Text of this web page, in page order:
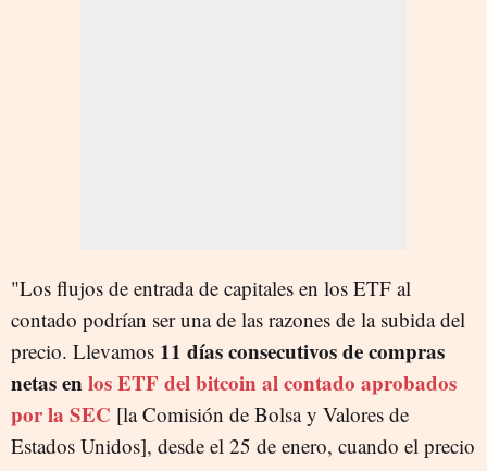
"Los flujos de entrada de capitales en los ETF al
contado podrían ser una de las razones de la subida del
precio. Llevamos 11 días consecutivos de compras
netas enlos ETF del bitcoin al contado aprobados
por la SEC [la Comisión de Bolsa y Valores de
Estados Unidos], desde el 25 de enero, cuando el precio